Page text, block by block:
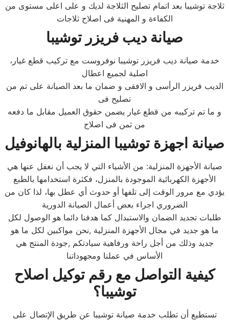
ثلاجة توشيبا بعد اتمام تصليح الثلاجة لديك و على اعلى مستوى من
الكفاءة و المهنية فى اصلاح ثلاجات
صيانة ديب فريزر توشيبا
،خدمة صيانة ديب فريزر توشيبا نوفروست مع تركيب قطع غيار
اصلية لجميع اعطال
الديب فريزر الرأسى و الافقى و ضمان ما بعد الصيانة على تم من
تصليح فى
و ما تم تركيبه من قطع غيار يضمن حقوق العميل مقابل ما دفعه
من ثمن فى اصلاح
صيانة اجهزة توشيبا المنزلية بالهانوفيل
صيانة الأجهزة المنزلية: من الأشياء التي لا يجب أن نغفل عنها هي
الأجهزة الكهربائية الموجودة بالمنزل، فكثرة استخدامها بالطبع
يؤدي مع مرور الوقت إلى تلفها أو حدوث أي عطل بها، لذا كان من
الضروري اجراء بعض أعمال الصيانة الدورية
طلبات تجديد الضمان والاستبدال كما هدفنا دائما هو الوصول لكل
ما هو جديد في مجال الأجهزة المنزلية ,نحن مواكبين لكل ما هو
جديد وذلك من أجل راحة ورفاهية سيادتكم ,جودة المنتج هي
الأساس في عملنا ومجهوداتنا
كيفية التواصل مع رقم توكيل اصلاح
توشيبا؟
تستطيع أن تطلب خدمة صيانة توشيبا عن طريق الإتصال على